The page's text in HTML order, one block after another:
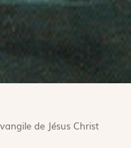
de Jésus Christ